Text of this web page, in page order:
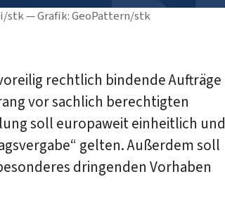
stk — Grafik: GeoPattern/stk
rechtlich bindende Aufträge
vor sachlich berechtigten
soll europaweit einheitlich und
gelten. Außerdem soll
dringenden Vorhaben